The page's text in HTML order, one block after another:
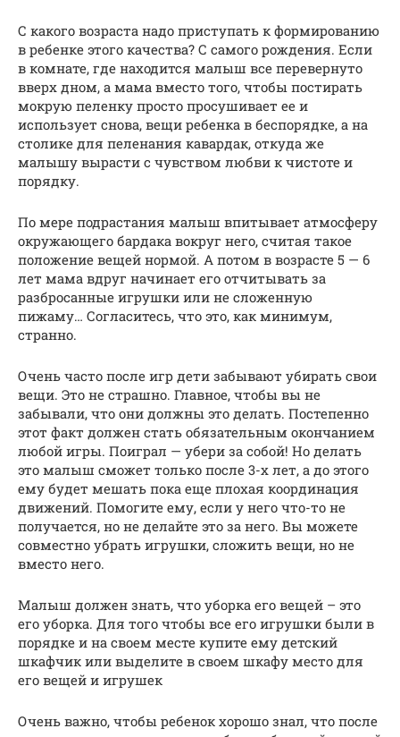
С какого возраста надо приступать к формированию
в ребенке этого качества? С самого рождения. Если
в комнате, где находится малыш все перевернуто
вверх дном, а мама вместо того, чтобы постирать
мокрую пеленку просто просушивает ее и
использует снова, вещи ребенка в беспорядке, а на
столике для пеленания кавардак, откуда же
малышу вырасти с чувством любви к чистоте и
порядку.
По мере подрастания малыш впитывает атмосферу
окружающего бардака вокруг него, считая такое
положение вещей нормой. А потом в возрасте 5 — 6
лет мама вдруг начинает его отчитывать за
разбросанные игрушки или не сложенную
пижаму… Согласитесь, что это, как минимум,
странно.
Очень часто после игр дети забывают убирать свои
вещи. Это не страшно. Главное, чтобы вы не
забывали, что они должны это делать. Постепенно
этот факт должен стать обязательным окончанием
любой игры. Поиграл — убери за собой! Но делать
это малыш сможет только после 3-х лет, а до этого
ему будет мешать пока еще плохая координация
движений. Помогите ему, если у него что-то не
получается, но не делайте это за него. Вы можете
совместно убрать игрушки, сложить вещи, но не
вместо него.
Малыш должен знать, что уборка его вещей – это
его уборка. Для того чтобы все его игрушки были в
порядке и на своем месте купите ему детский
шкафчик или выделите в своем шкафу место для
его вещей и игрушек
Очень важно, чтобы ребенок хорошо знал, что после